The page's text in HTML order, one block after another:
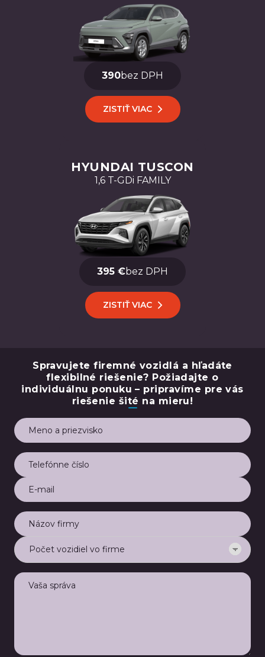
390bez DPH
ZISTIŤ VIAC
HYUNDAI TUSCON
1,6 T-GDi FAMILY
395 €bez DPH
ZISTIŤ VIAC
Spravujete firemné vozidlá a hľadáte
flexibilné riešenie? Požiadajte o
individuálnu ponuku – pripravíme pre vás
riešenie šité na mieru!